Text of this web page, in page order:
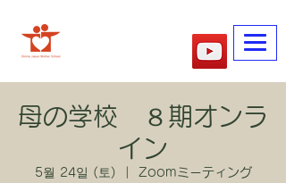
母の学校 ８期オンラ
イン
5월 24일 (토) Zoomミーティング